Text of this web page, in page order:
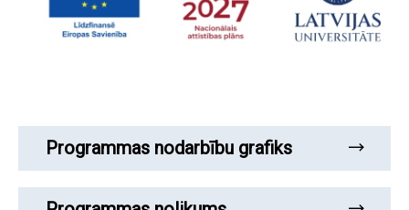
Programmas nodarbību grafiks